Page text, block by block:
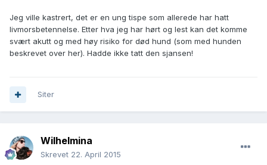
Jeg ville kastrert, det er en ung tispe som allerede har hatt
livmorsbetennelse. Etter hva jeg har hørt og lest kan det komme
svært akutt og med høy risiko for død hund (som med hunden
beskrevet over her). Hadde ikke tatt den sjansen!
Siter
Wilhelmina
Skrevet 22. April 2015